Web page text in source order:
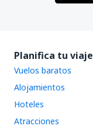
Planifica tu viaje
Vuelos baratos
Alojamientos
Hoteles
Atracciones